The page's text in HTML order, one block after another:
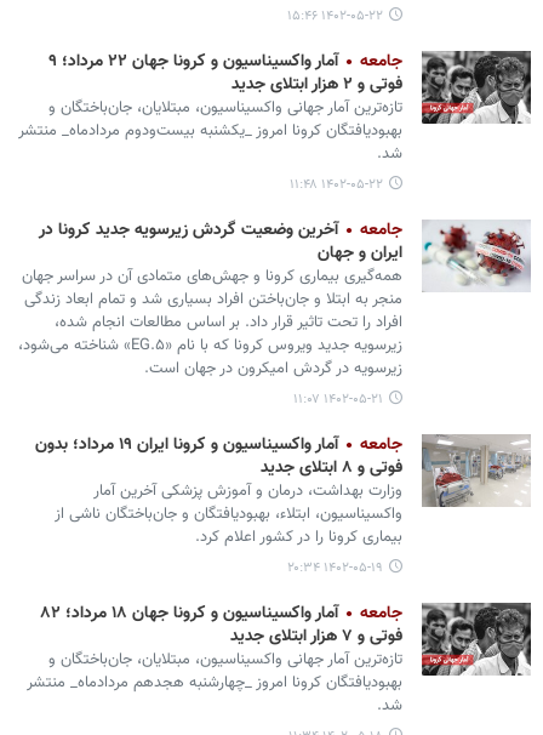
۱۴۰۲-۰۵-۲۲ ۱۵:۴۶
جامعه
آمار واکسیناسیون و کرونا جهان ۲۲ مرداد؛ ۹
فوتی و ۲ هزار ابتلای جدید
تازه‌ترین آمار جهانی واکسیناسیون، مبتلایان، جان‌باختگان و
بهبودیافتگان کرونا امروز _یکشنبه بیست‌ودوم مردادماه_ منتشر
شد.
۱۴۰۲-۰۵-۲۲ ۱۱:۴۸
جامعه
آخرین وضعیت گردش زیرسویه جدید کرونا در
ایران و جهان
همه‌گیری بیماری کرونا و جهش‌های متمادی آن در سراسر جهان
منجر به ابتلا و جان‌باختن افراد بسیاری شد و تمام ابعاد زندگی
افراد را تحت تاثیر قرار داد. بر اساس مطالعات انجام شده،
زیرسویه جدید ویروس کرونا که با نام «EG.۵» شناخته می‌شود،
زیرسویه در گردش امیکرون در جهان است.
۱۴۰۲-۰۵-۲۱ ۱۱:۰۷
جامعه
آمار واکسیناسیون و کرونا ایران ۱۹ مرداد؛ بدون
فوتی و ۸ ابتلای جدید
وزارت بهداشت، درمان و آموزش پزشکی آخرین آمار
واکسیناسیون، ابتلاء، بهبودیافتگان و جان‌باختگان ناشی از
بیماری کرونا را در کشور اعلام کرد.
۱۴۰۲-۰۵-۱۹ ۲۰:۳۴
جامعه
آمار واکسیناسیون و کرونا جهان ۱۸ مرداد؛ ۸۲
فوتی و ۷ هزار ابتلای جدید
تازه‌ترین آمار جهانی واکسیناسیون، مبتلایان، جان‌باختگان و
بهبودیافتگان کرونا امروز _چهارشنبه هجدهم مردادماه_ منتشر
شد.